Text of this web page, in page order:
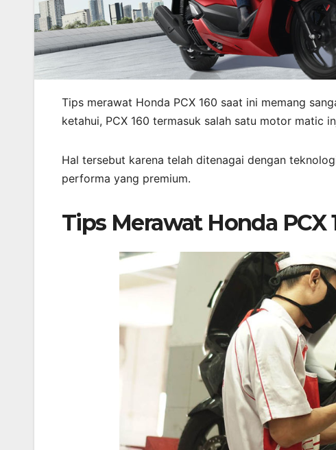
Tips merawat Honda PCX 160 saat ini memang
ketahui, PCX 160 termasuk salah satu motor matic
Hal tersebut karena telah ditenagai dengan
performa yang premium.
Tips Merawat Honda PCX